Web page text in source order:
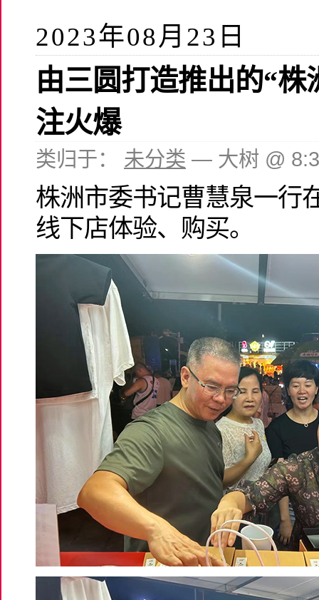
2023年08月23日
由三圆打造推出的“株
注火爆
类归于： 未分类 — 大树 @
株洲市委书记曹慧泉一行
线下店体验、购买。